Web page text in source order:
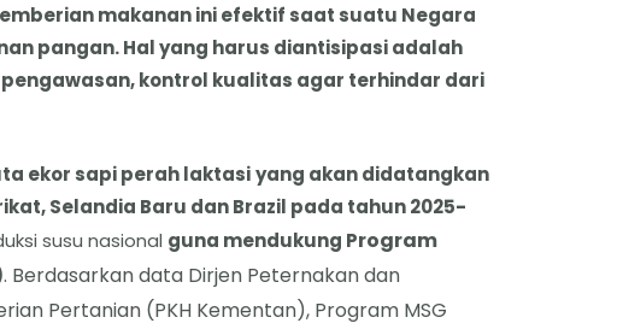
makanan ini efektif saat suatu Negara
pangan. Hal yang harus diantisipasi adalah
kontrol kualitas agar terhindar dari
ekor sapi perah laktasi yang akan didatangkan
Selandia Baru dan Brazil pada tahun 2025-
susu nasional guna mendukung Program
. Berdasarkan data Dirjen Peternakan dan
Pertanian (PKH Kementan), Program MSG